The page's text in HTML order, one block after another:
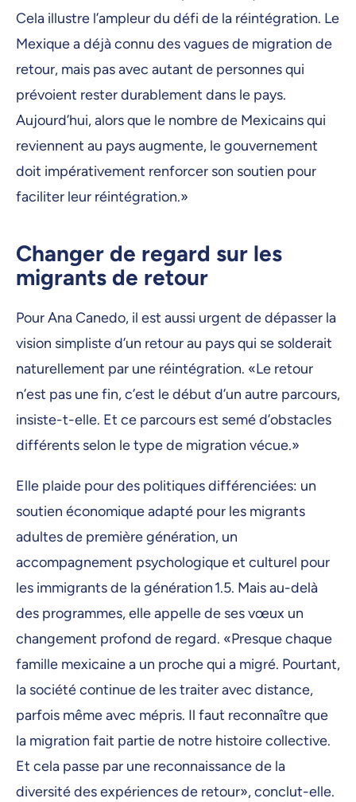
Cela illustre l’ampleur du défi de la réintégration. Le
Mexique a déjà connu des vagues de migration de
retour, mais pas avec autant de personnes qui
prévoient rester durablement dans le pays.
Aujourd’hui, alors que le nombre de Mexicains qui
reviennent au pays augmente, le gouvernement
doit impérativement renforcer son soutien pour
faciliter leur réintégration.»
Changer de regard sur les
migrants de retour
Pour Ana Canedo, il est aussi urgent de dépasser la
vision simpliste d’un retour au pays qui se solderait
naturellement par une réintégration. «Le retour
n’est pas une fin, c’est le début d’un autre parcours,
insiste-t-elle. Et ce parcours est semé d’obstacles
différents selon le type de migration vécue.»
Elle plaide pour des politiques différenciées: un
soutien économique adapté pour les migrants
adultes de première génération, un
accompagnement psychologique et culturel pour
les immigrants de la génération 1.5. Mais au-delà
des programmes, elle appelle de ses vœux un
changement profond de regard. «Presque chaque
famille mexicaine a un proche qui a migré. Pourtant,
la société continue de les traiter avec distance,
parfois même avec mépris. Il faut reconnaître que
la migration fait partie de notre histoire collective.
Et cela passe par une reconnaissance de la
diversité des expériences de retour», conclut-elle.